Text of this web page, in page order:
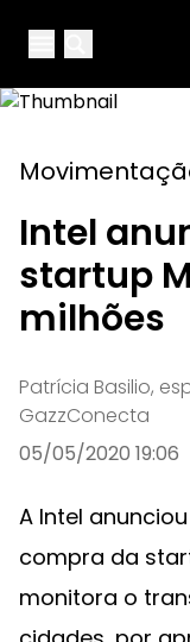
Open
Intel
startup
milhões
Patrícia Basilio,
GazzConecta
05/05/2020 19:06
A Intel
compra da
monitora o